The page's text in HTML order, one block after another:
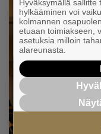
Hyväksymällä sallitte
hylkääminen voi
kolmannen
etuaan toimiakseen,
asetuksia milloin
alareunasta.